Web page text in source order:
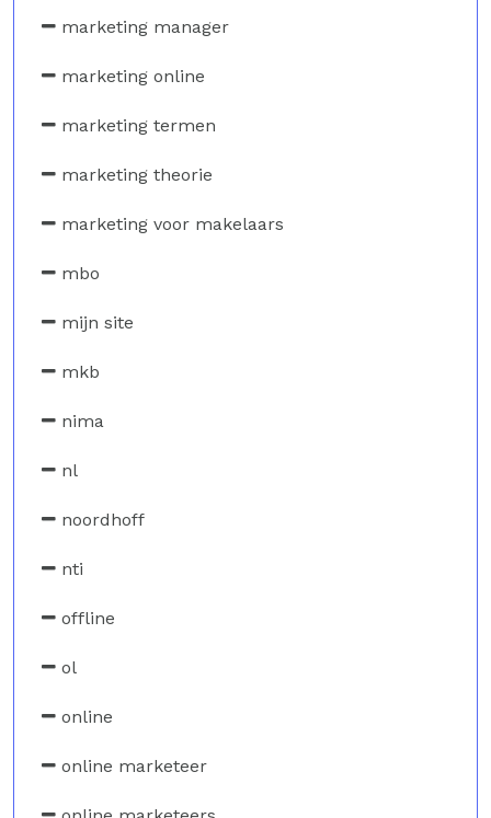
marketing manager
marketing online
marketing termen
marketing theorie
marketing voor makelaars
mbo
mijn site
mkb
nima
nl
noordhoff
nti
offline
ol
online
online marketeer